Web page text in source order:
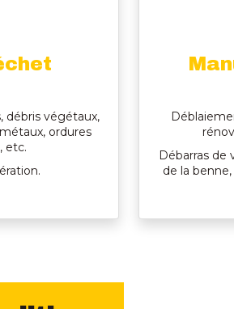
débris végétaux,
ordures
etc.
Débarras
de la